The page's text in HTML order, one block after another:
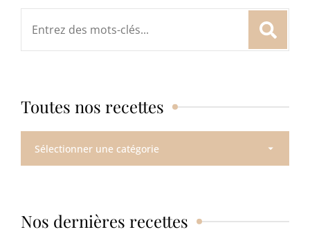
Toutes nos recettes
Toutes
nos
Nos dernières recettes